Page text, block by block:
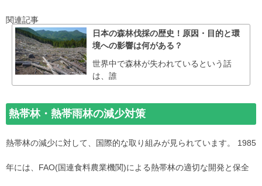
関連記事
日本の森林伐採の歴史！原因・目的と環
境への影響は何がある？
世界中で森林が失われているという話
は、誰
熱帯林・熱帯雨林の減少対策
熱帯林の減少に対して、国際的な取り組みが見られています。 1985
年には、FAO(国連食料農業機関)による熱帯林の適切な開発と保全